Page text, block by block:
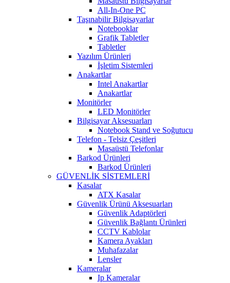
All-In-One PC
Taşınabilir Bilgisayarlar
Notebooklar
Grafik Tabletler
Tabletler
Yazılım Ürünleri
İşletim Sistemleri
Anakartlar
Intel Anakartlar
Anakartlar
Monitörler
LED Monitörler
Bilgisayar Aksesuarları
Notebook Stand ve Soğutucu
Telefon - Telsiz Çeşitleri
Masaüstü Telefonlar
Barkod Ürünleri
Barkod Ürünleri
GÜVENLİK SİSTEMLERİ
Kasalar
ATX Kasalar
Güvenlik Ürünü Aksesuarları
Güvenlik Adaptörleri
Güvenlik Bağlantı Ürünleri
CCTV Kablolar
Kamera Ayakları
Muhafazalar
Lensler
Kameralar
Ip Kameralar